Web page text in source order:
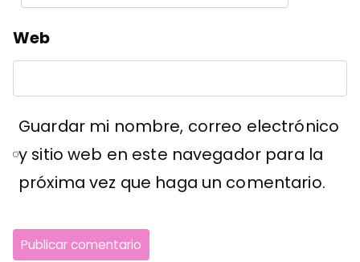
Web
Guardar mi nombre, correo electrónico
y sitio web en este navegador para la
próxima vez que haga un comentario.